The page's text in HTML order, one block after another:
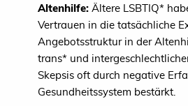
Altenhilfe: Ältere LSBTIQ*
Vertrauen in die tatsächliche
Angebotsstruktur in der
trans* und
Skepsis oft durch negative
Gesundheitssystem bestärkt.